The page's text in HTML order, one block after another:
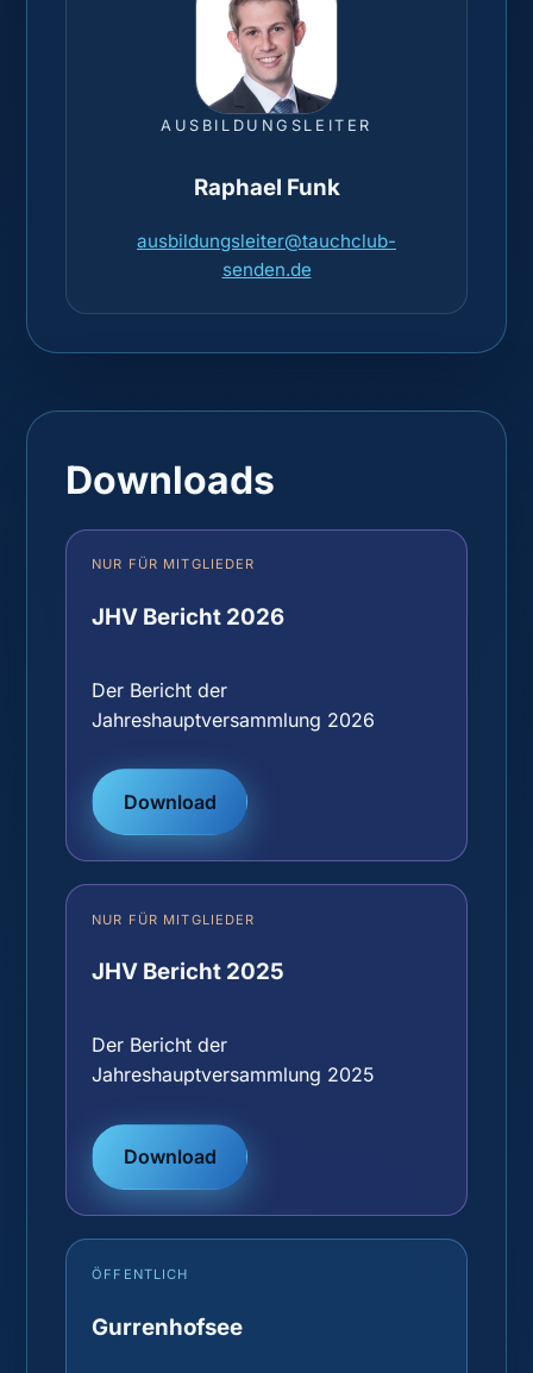
AUSBILDUNGSLEITER
Raphael Funk
ausbildungsleiter@tauchclub-
senden.de
Downloads
NUR FÜR MITGLIEDER
JHV Bericht 2026
Der Bericht der
Jahreshauptversammlung 2026
Download
NUR FÜR MITGLIEDER
JHV Bericht 2025
Der Bericht der
Jahreshauptversammlung 2025
Download
ÖFFENTLICH
Gurrenhofsee